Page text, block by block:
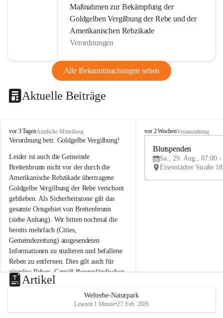
Maßnahmen zur Bekämpfung der
Goldgelben Vergilbung der Rebe und der
Amerikanischen Rebzikade
Verordnungen
Alle Bekanntmachungen sehen
Aktuelle Beiträge
B
r
i
t
e
n
b
r
u
n
n
a
m
N
e
u
s
d
vor 3 TagenAmtliche Mitteilung
Verordnung betr. Goldgelbe Vergilbung!
Leider ist auch die Gemeinde
Breitenbrunn nicht vor der durch die
Amerikanische Rebzikade übertragene
Goldgelbe Vergilbung der Rebe verschont
geblieben. Als Sicherheitszone gilt das
gesamte Ortsgebiet von Breitenbrunn
(siehe Anhang). Wir bitten nochmal die
bereits mehrfach (Cities,
Gemeindezeitung) ausgesendeten
Informationen zu studieren und befallene
Reben zu entfernen. Dies gilt auch für
einzelne Reben. Gemäß Burgenländischen
Weinbaugesetz sind nicht gepflegte oder
unzulässige Weingärten zu roden! Bitte
helfen wir zusammen um unsere Winzer
vor den prognostizierten Ernteausfällen
B
e
u
e
d
vor 2 WochenVeranstaltung
Blutspenden
Sa., 29. Aug., 07:00 -
Artikel
Welterbe-Naturpark
Lesezeit 1 Minute•27. Feb. 2026